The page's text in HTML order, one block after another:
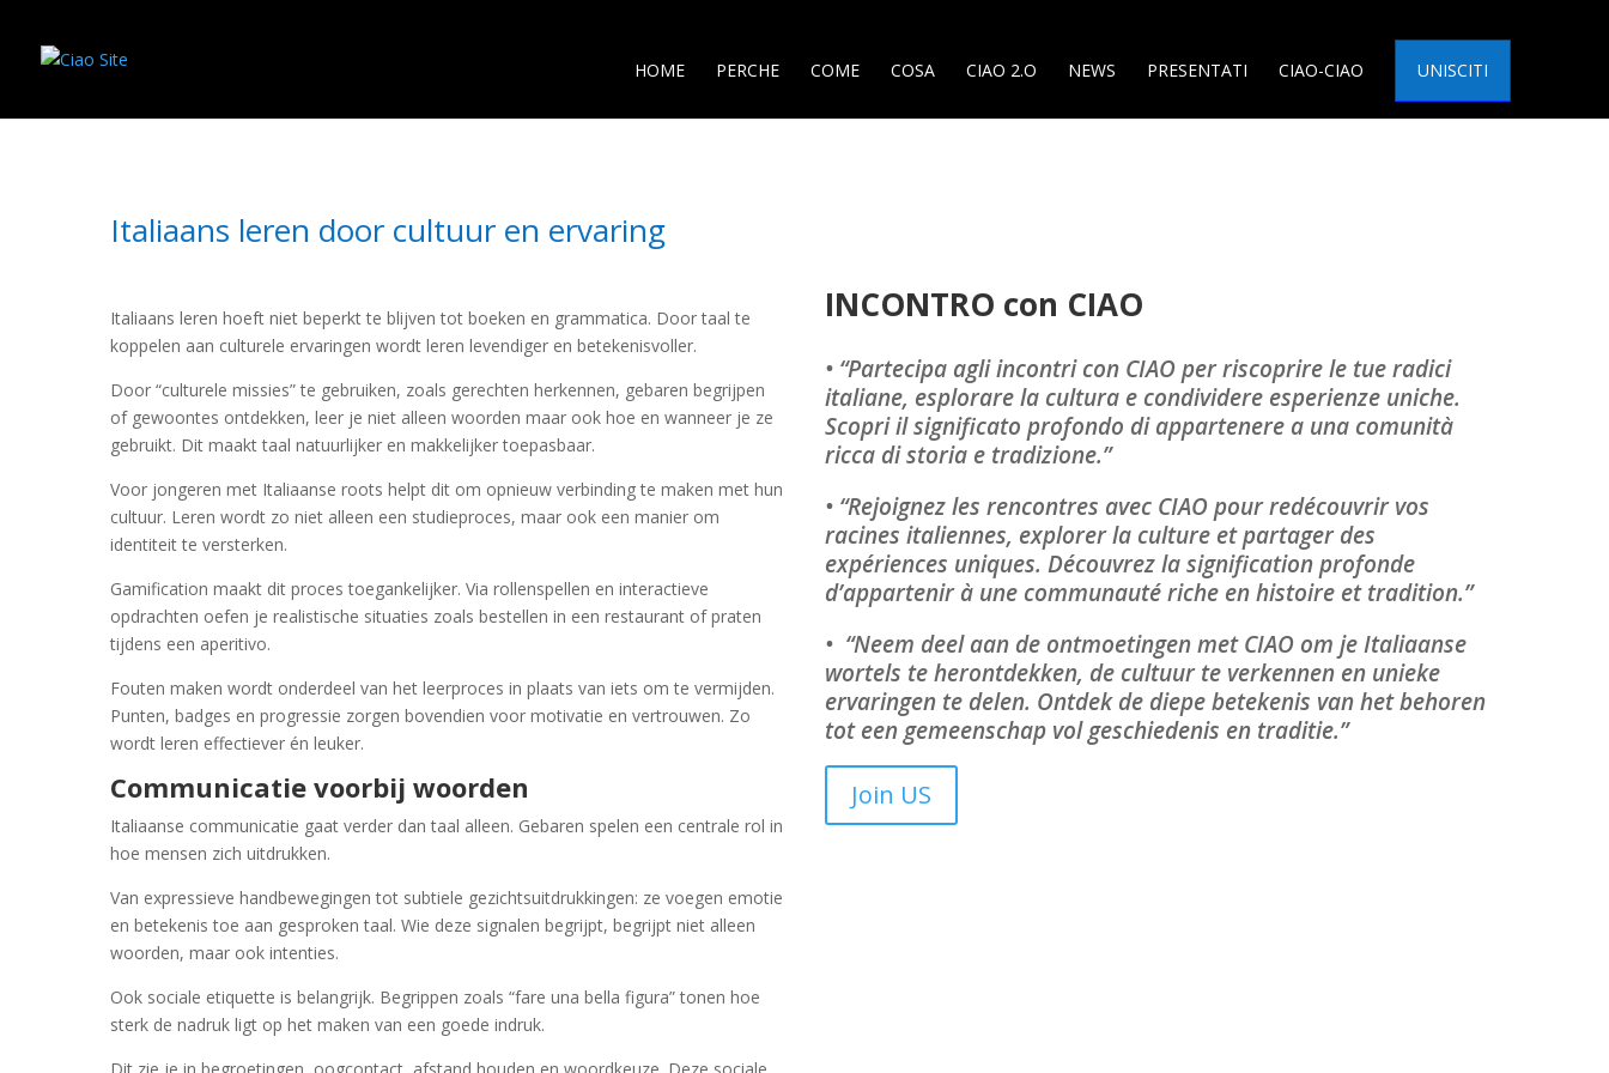
HOME PERCHE COME COSA CIAO 2.O NEWS PRESENTATI CIAO-CIAO UNISCITI
Italiaans leren door cultuur en ervaring
Italiaans leren hoeft niet beperkt te blijven tot boeken en grammatica. Door taal te
koppelen aan culturele ervaringen wordt leren levendiger en betekenisvoller.
Door “culturele missies” te gebruiken, zoals gerechten herkennen, gebaren begrijpen
of gewoontes ontdekken, leer je niet alleen woorden maar ook hoe en wanneer je ze
gebruikt. Dit maakt taal natuurlijker en makkelijker toepasbaar.
Voor jongeren met Italiaanse roots helpt dit om opnieuw verbinding te maken met hun
cultuur. Leren wordt zo niet alleen een studieproces, maar ook een manier om
identiteit te versterken.
Gamification maakt dit proces toegankelijker. Via rollenspellen en interactieve
opdrachten oefen je realistische situaties zoals bestellen in een restaurant of praten
tijdens een aperitivo.
Fouten maken wordt onderdeel van het leerproces in plaats van iets om te vermijden.
Punten, badges en progressie zorgen bovendien voor motivatie en vertrouwen. Zo
wordt leren effectiever én leuker.
Communicatie voorbij woorden
Italiaanse communicatie gaat verder dan taal alleen. Gebaren spelen een centrale rol in
hoe mensen zich uitdrukken.
Van expressieve handbewegingen tot subtiele gezichtsuitdrukkingen: ze voegen emotie
en betekenis toe aan gesproken taal. Wie deze signalen begrijpt, begrijpt niet alleen
woorden, maar ook intenties.
Ook sociale etiquette is belangrijk. Begrippen zoals “fare una bella figura” tonen hoe
sterk de nadruk ligt op het maken van een goede indruk.
INCONTRO con CIAO
• “Partecipa agli incontri con CIAO per riscoprire le tue radici
italiane, esplorare la cultura e condividere esperienze uniche.
Scopri il significato profondo di appartenere a una comunità
ricca di storia e tradizione.”
• “Rejoignez les rencontres avec CIAO pour redécouvrir vos
racines italiennes, explorer la culture et partager des
expériences uniques. Découvrez la signification profonde
d’appartenir à une communauté riche en histoire et tradition.”
• “Neem deel aan de ontmoetingen met CIAO om je Italiaanse
wortels te herontdekken, de cultuur te verkennen en unieke
ervaringen te delen. Ontdek de diepe betekenis van het behoren
tot een gemeenschap vol geschiedenis en traditie.”
Join US